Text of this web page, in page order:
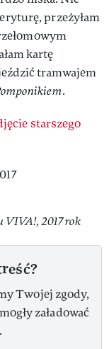
przeżyłam
kartę
tramwajem
.
starszego
2017 rok
Twojej zgody,
załadować